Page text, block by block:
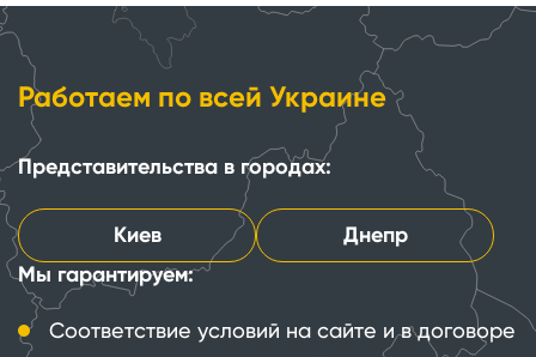
Работаем по всей Украине
Представительства в городах:
Киев
Днепр
Мы гарантируем:
Соответствие условий на сайте и в договоре